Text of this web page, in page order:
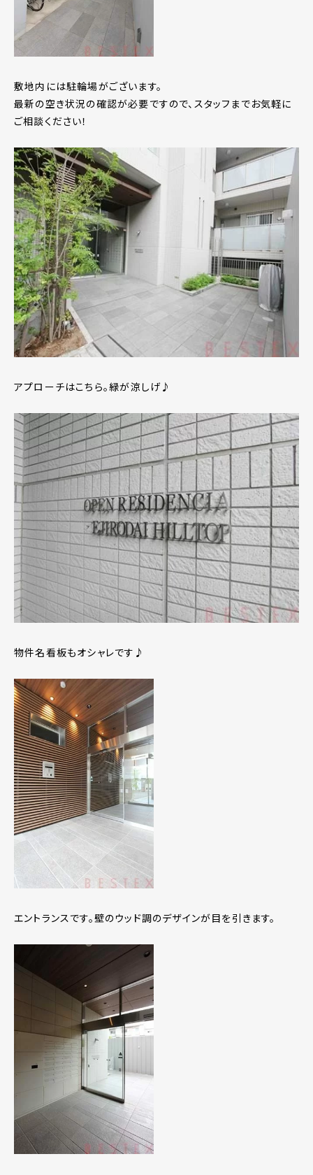
敷地内には駐輪場がございます。
最新の空き状況の確認が必要ですので、スタッフまでお気軽に
ご相談ください！
アプローチはこちら。緑が涼しげ♪
物件名看板もオシャレです♪
エントランスです。壁のウッド調のデザインが目を引きます。